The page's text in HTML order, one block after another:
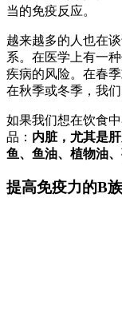
当的免疫反应。
越来越多的人也在
系。在医学上有一
疾病的风险。在春
在秋季或冬季，我
如果我们想在饮食
品： 内脏，尤其是
鱼、鱼油、植物油
提高免疫力的B